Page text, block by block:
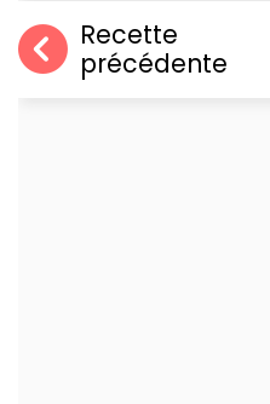
Recette
précédente